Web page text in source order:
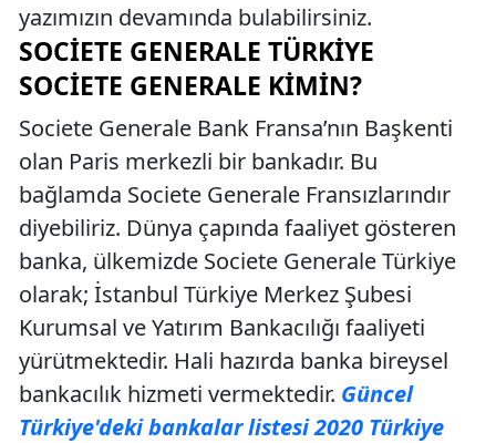
yazımızın devamında bulabilirsiniz.
SOCIETE GENERALE TÜRKIYE
SOCIETE GENERALE KIMIN?
Societe Generale Bank Fransa’nın Başkenti
olan Paris merkezli bir bankadır. Bu
bağlamda Societe Generale Fransızlarındır
diyebiliriz. Dünya çapında faaliyet gösteren
banka, ülkemizde Societe Generale Türkiye
olarak; İstanbul Türkiye Merkez Şubesi
Kurumsal ve Yatırım Bankacılığı faaliyeti
yürütmektedir. Hali hazırda banka bireysel
bankacılık hizmeti vermektedir. Güncel
Türkiye'deki bankalar listesi 2020 Türkiye